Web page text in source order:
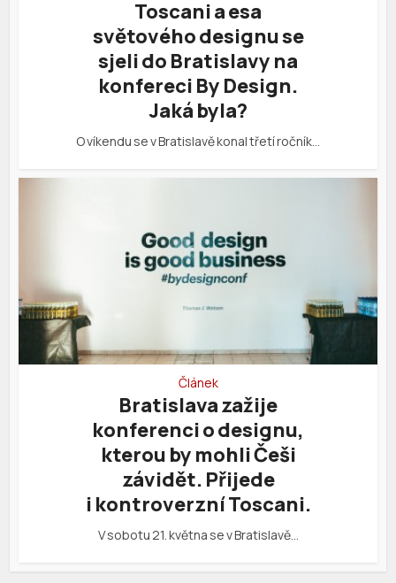
Toscani a esa
světového designu se
sjeli do Bratislavy na
konfereci By Design.
Jaká byla?
O víkendu se v Bratislavě konal třetí ročník…
Článek
Bratislava zažije
konferenci o designu,
kterou by mohli Češi
závidět. Přijede
i kontroverzní Toscani.
V sobotu 21. května se v Bratislavě…